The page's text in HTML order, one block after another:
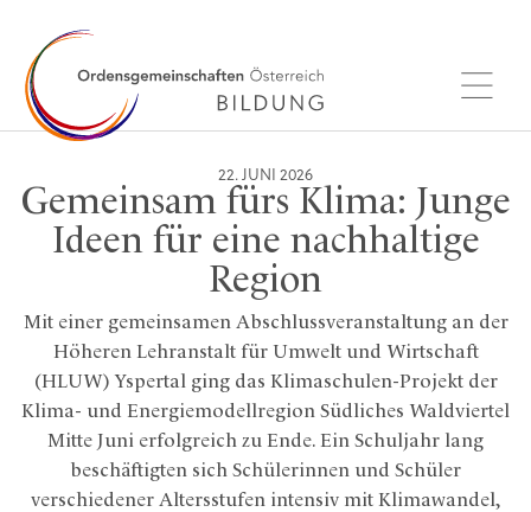
22. JUNI 2026
Gemeinsam fürs Klima: Junge
Ideen für eine nachhaltige
Region
Mit einer gemeinsamen Abschlussveranstaltung an der
Höheren Lehranstalt für Umwelt und Wirtschaft
(HLUW) Yspertal ging das Klimaschulen-Projekt der
Klima- und Energiemodellregion Südliches Waldviertel
Mitte Juni erfolgreich zu Ende. Ein Schuljahr lang
beschäftigten sich Schülerinnen und Schüler
verschiedener Altersstufen intensiv mit Klimawandel,